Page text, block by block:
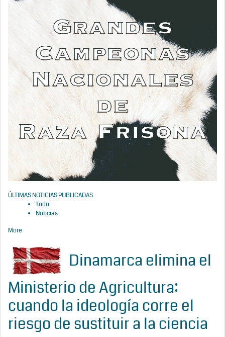
ÚLTIMAS NOTICIAS PUBLICADAS
Todo
Noticias
More
Dinamarca elimina el
Ministerio de Agricultura:
cuando la ideología corre el
riesgo de sustituir a la ciencia